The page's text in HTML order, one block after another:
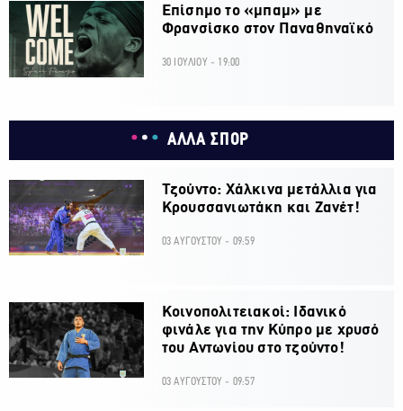
Επίσημο το «μπαμ» με
Φρανσίσκο στον Παναθηναϊκό
30 ΙΟΥΛΙΟΥ - 19:00
ΑΛΛΑ ΣΠΟΡ
Τζούντο: Χάλκινα μετάλλια για
Κρουσσανιωτάκη και Ζανέτ!
03 ΑΥΓΟΥΣΤΟΥ - 09:59
Κοινοπολιτειακοί: Ιδανικό
φινάλε για την Κύπρο με χρυσό
του Αντωνίου στο τζούντο!
03 ΑΥΓΟΥΣΤΟΥ - 09:57